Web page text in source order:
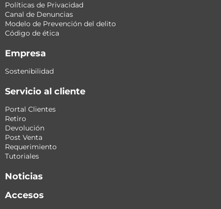
Políticas de Privacidad
Canal de Denuncias
Modelo de Prevención del delito
Código de ética
Empresa
Sostenibilidad
Servicio al cliente
Portal Clientes
Retiro
Devolución
Post Venta
Requerimiento
Tutoriales
Noticias
Accesos